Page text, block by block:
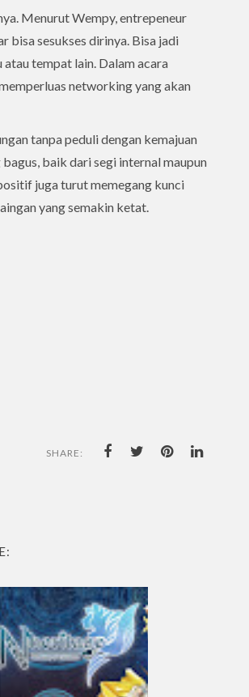
Menurut Wempy, entrepeneur
bisa sesukses dirinya. Bisa jadi
tempat lain. Dalam acara
networking yang akan
tanpa peduli dengan kemajuan
baik dari segi internal maupun
juga turut memegang kunci
yang semakin ketat.
SHARE: